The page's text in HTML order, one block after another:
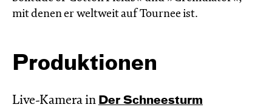
mit denen er weltweit auf Tournee ist.
Produktionen
Live-Kamera in Der Schnee­sturm